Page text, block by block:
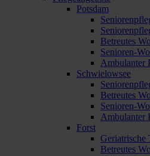
Potsdam
Betreutes
Senioren-
Ambulanter
Schwielowsee
Betreutes
Senioren-
Ambulanter
Forst
Geriatrische
Betreutes